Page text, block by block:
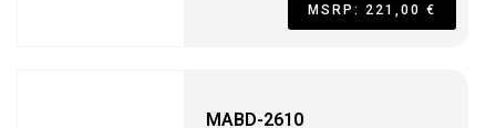
MSRP: 221,00 €
MABD-2610